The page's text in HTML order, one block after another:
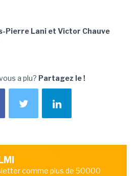
Pierre Lani et Victor Chauve
a plu? Partagez le !
comme plus de 50000